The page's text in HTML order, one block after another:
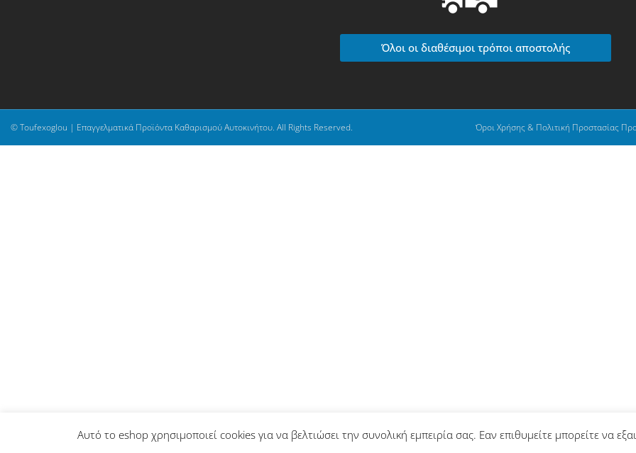
Όλοι οι διαθέσιμοι τρόποι αποστολής
© Toufexoglou | Επαγγελματικά Προϊόντα Καθαρισμού Αυτοκινήτου. All Rights Reserved. Όροι Χρήσης & Πολιτική Προστασίας
Αυτό το eshop χρησιμοποιεί cookies για να βελτιώσει την συνολική εμπειρία σας. Εαν επιθυμείτε μπορείτε να